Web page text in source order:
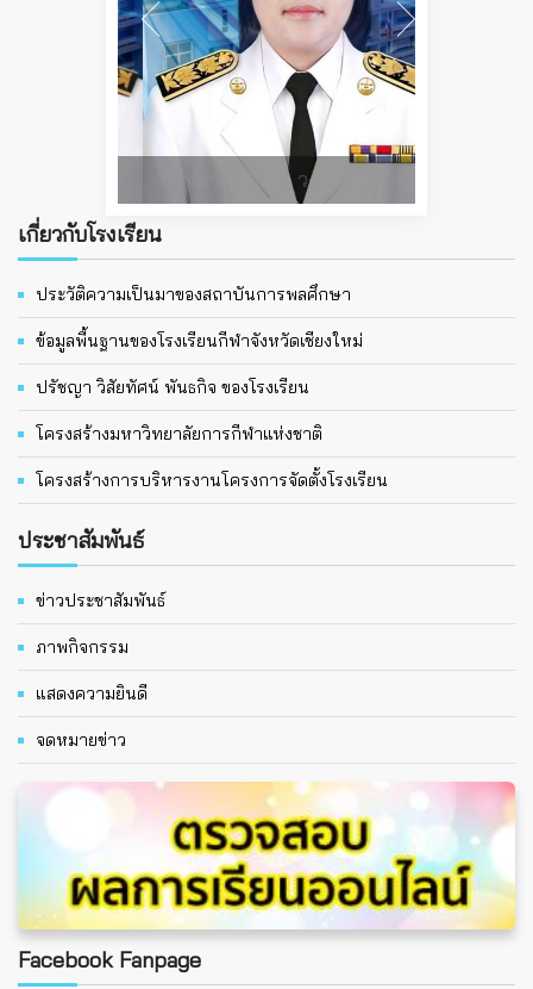
นางสาวโสภิตา วงศ์วิชิต
เกี่ยวกับโรงเรียน
ประวัติความเป็นมาของสถาบันการพลศึกษา
ข้อมูลพื้นฐานของโรงเรียนกีฬาจังหวัดเชียงใหม่
ปรัชญา วิสัยทัศน์ พันธกิจ ของโรงเรียน
โครงสร้างมหาวิทยาลัยการกีฬาแห่งชาติ
โครงสร้างการบริหารงานโครงการจัดตั้งโรงเรียน
ประชาสัมพันธ์
ข่าวประชาสัมพันธ์
ภาพกิจกรรม
แสดงความยินดี
จดหมายข่าว
Facebook Fanpage